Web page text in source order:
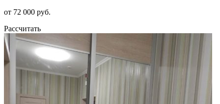
от 72 000 руб.
Рассчитать